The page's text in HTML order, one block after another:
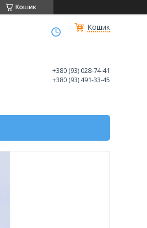
Кошик
Кошик
+380 (93) 028-74-41
+380 (93) 491-33-45